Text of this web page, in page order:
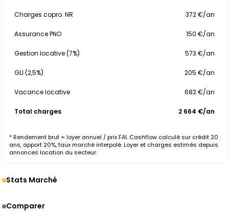
Charges copro. NR 372 €/an
Assurance PNO 150 €/an
Gestion locative (7%) 573 €/an
GLI (2,5%) 205 €/an
Vacance locative 682 €/an
Total charges 2 664 €/an
* Rendement brut = loyer annuel / prix FAI. Cashflow calculé sur crédit 20
ans, apport 20%, taux marché interpolé. Loyer et charges estimés depuis
annonces location du secteur.
Stats Marché
Comparer